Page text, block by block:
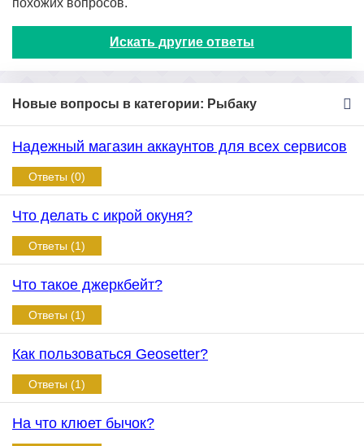
похожих вопросов.
Искать другие ответы
Новые вопросы в категории: Рыбаку
Надежный магазин аккаунтов для всех сервисов
Ответы (0)
Что делать с икрой окуня?
Ответы (1)
Что такое джеркбейт?
Ответы (1)
Как пользоваться Geosetter?
Ответы (1)
На что клюет бычок?